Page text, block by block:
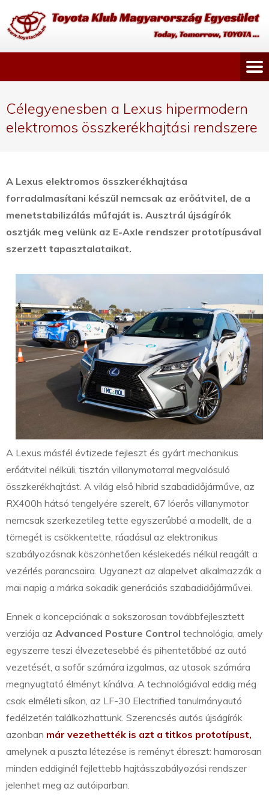
Célegyenesben a Lexus hipermodern
elektromos összkerékhajtási rendszere
A Lexus elektromos összkerékhajtása
forradalmasítani készül nemcsak az erőátvitel, de a
menetstabilizálás műfaját is. Ausztrál újságírók
osztják meg velünk az E-Axle rendszer prototípusával
szerzett tapasztalataikat.
A Lexus másfél évtizede fejleszt és gyárt mechanikus
erőátvitel nélküli, tisztán villanymotorral megvalósuló
összkerékhajtást. A világ első hibrid szabadidőjárműve, az
RX400h hátsó tengelyére szerelt, 67 lóerős villanymotor
nemcsak szerkezetileg tette egyszerűbbé a modellt, de a
tömegét is csökkentette, ráadásul az elektronikus
szabályozásnak köszönhetően késlekedés nélkül reagált a
vezérlés parancsaira. Ugyanezt az alapelvet alkalmazzák a
mai napig a márka sokadik generációs szabadidőjárművei.
Ennek a koncepciónak a sokszorosan továbbfejlesztett
verziója az Advanced Posture Control technológia, amely
egyszerre teszi élvezetesebbé és pihentetőbbé az autó
vezetését, a sofőr számára izgalmas, az utasok számára
megnyugtató élményt kínálva. A technológiával eddig még
csak elméleti síkon, az LF-30 Electrified tanulmányautó
fedélzetén találkozhattunk. Szerencsés autós újságírók
azonban már vezethették is azt a titkos prototípust,
amelynek a puszta létezése is reményt ébreszt: hamarosan
minden eddiginél fejlettebb hajtásszabályozási rendszer
jelenhet meg az autóiparban.